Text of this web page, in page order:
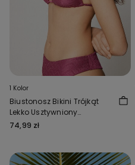
1 Kolor
Biustonosz Bikini Trójkąt
Lekko Usztywniony
Sparkling Touch Malwa
74,99 zł